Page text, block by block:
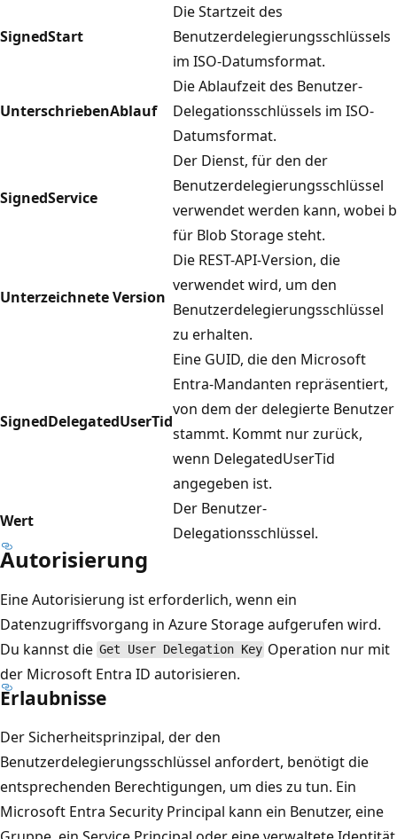
SignedStart
Die Startzeit des
Benutzerdelegierungsschlüssels
im ISO-Datumsformat.
UnterschriebenAblauf
Die Ablaufzeit des Benutzer-
Delegationsschlüssels im ISO-
Datumsformat.
SignedService
Der Dienst, für den der
Benutzerdelegierungsschlüssel
verwendet werden kann, wobei b
für Blob Storage steht.
Unterzeichnete Version
Die REST-API-Version, die
verwendet wird, um den
Benutzerdelegierungsschlüssel
zu erhalten.
SignedDelegatedUserTid
Eine GUID, die den Microsoft
Entra-Mandanten repräsentiert,
von dem der delegierte Benutzer
stammt. Kommt nur zurück,
wenn DelegatedUserTid
angegeben ist.
Wert
Der Benutzer-
Delegationsschlüssel.
Autorisierung
Eine Autorisierung ist erforderlich, wenn ein
Datenzugriffsvorgang in Azure Storage aufgerufen wird.
Du kannst die Get User Delegation Key Operation nur mit
der Microsoft Entra ID autorisieren.
Erlaubnisse
Der Sicherheitsprinzipal, der den
Benutzerdelegierungsschlüssel anfordert, benötigt die
entsprechenden Berechtigungen, um dies zu tun. Ein
Microsoft Entra Security Principal kann ein Benutzer, eine